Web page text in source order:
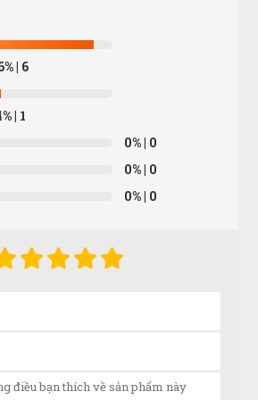
| 6
| 1
0%| 0
0%| 0
0%| 0
Hoàng
trước)
giá 5 sao. không nói nhiều